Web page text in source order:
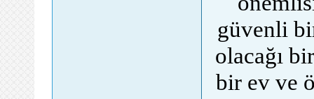
güvenli
olacağı
bir ev ve